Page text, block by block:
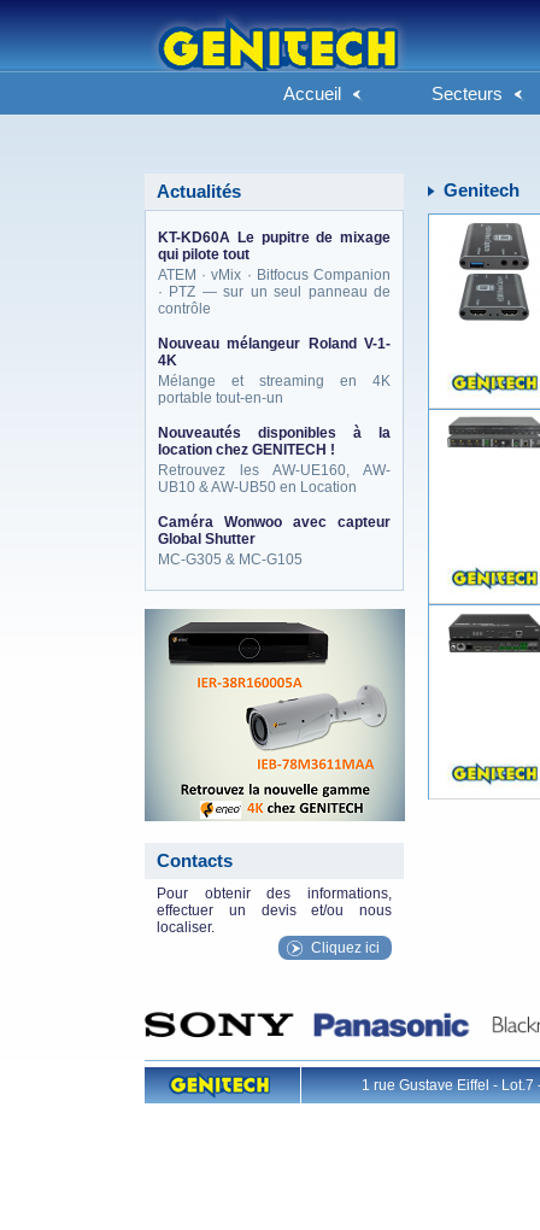
Accueil Secteurs
Actualités
KT-KD60A Le pupitre de mixage
qui pilote tout
ATEM · vMix · Bitfocus Companion
· PTZ — sur un seul panneau de
contrôle
Nouveau mélangeur Roland V-1-
4K
Mélange et streaming en 4K
portable tout-en-un
Nouveautés disponibles à la
location chez GENITECH !
Retrouvez les AW-UE160, AW-
UB10 & AW-UB50 en Location
Caméra Wonwoo avec capteur
Global Shutter
MC-G305 & MC-G105
Contacts
Pour obtenir des informations,
effectuer un devis et/ou nous
localiser.
Cliquez ici
Genitech
1 rue Gustave Eiffel -